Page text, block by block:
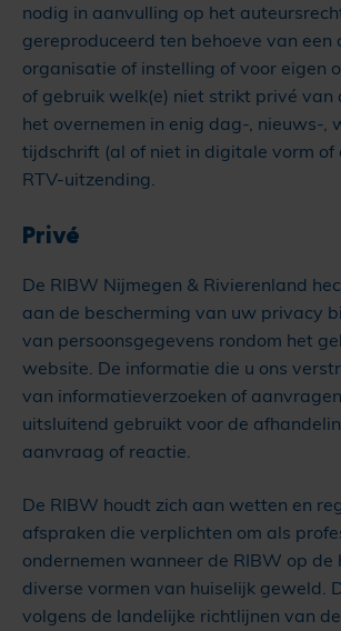
nodig in aanvulling op het
gereproduceerd ten behoeve van een
organisatie of instelling of voor eigen
of gebruik welk(e) niet strikt privé van
het overnemen in enig dag-, nieuws-,
tijdschrift (al of niet in digitale vorm of
RTV-uitzending.
Privé
De RIBW Nijmegen & Rivierenland
aan de bescherming van uw privacy
van persoonsgegevens rondom het
website. De informatie die u ons
van informatieverzoeken of
uitsluitend gebruikt voor de
aanvraag of reactie.
De RIBW houdt zich aan wetten en
afspraken die verplichten om als
ondernemen wanneer de RIBW op de
diverse vormen van huiselijk geweld.
volgens de landelijke richtlijnen van